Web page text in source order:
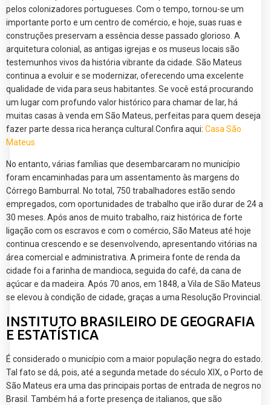
pelos colonizadores portugueses. Com o tempo, tornou-se um
importante porto e um centro de comércio, e hoje, suas ruas e
construções preservam a essência desse passado glorioso. A
arquitetura colonial, as antigas igrejas e os museus locais são
testemunhos vivos da história vibrante da cidade. São Mateus
continua a evoluir e se modernizar, oferecendo uma excelente
qualidade de vida para seus habitantes. Se você está procurando
um lugar com profundo valor histórico para chamar de lar, há
muitas casas à venda em São Mateus, perfeitas para quem deseja
fazer parte dessa rica herança cultural.Confira aqui: Casa São
Mateus
No entanto, várias famílias que desembarcaram no município
foram encaminhadas para um assentamento às margens do
Córrego Bamburral. No total, 750 trabalhadores estão sendo
empregados, com oportunidades de trabalho que irão durar de 24 a
30 meses. Após anos de muito trabalho, raiz histórica de forte
ligação com os escravos e com o comércio, São Mateus até hoje
continua crescendo e se desenvolvendo, apresentando vitórias na
área comercial e administrativa. A primeira fonte de renda da
cidade foi a farinha de mandioca, seguida do café, da cana de
açúcar e da madeira. Após 70 anos, em 1848, a Vila de São Mateus
se elevou à condição de cidade, graças a uma Resolução Provincial.
INSTITUTO BRASILEIRO DE GEOGRAFIA
E ESTATÍSTICA
É considerado o município com a maior população negra do estado.
Tal fato se dá, pois, até a segunda metade do século XIX, o Porto de
São Mateus era uma das principais portas de entrada de negros no
Brasil. Também há a forte presença de italianos, que são